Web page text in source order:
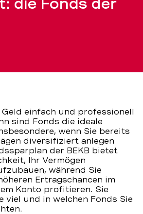
die Fonds der
Geld einfach und professionell
sind Fonds die ideale
wenn Sie bereits
diversifiziert anlegen
der BEKB bietet
Ihr Vermögen
während Sie
Ertragschancen im
Konto profitieren. Sie
viel und in welchen Fonds Sie